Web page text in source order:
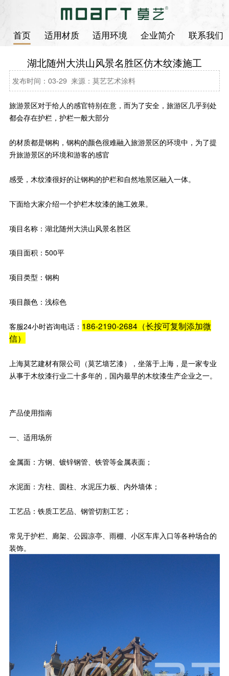
首页 适用材质 适用环境 企业简介 联系我们
湖北随州大洪山风景名胜区仿木纹漆施工
发布时间：03-29 来源：莫艺艺术涂料
旅游景区对于给人的感官特别在意，而为了安全，旅游区几乎到处
都会存在护栏，护栏一般大部分
的材质都是钢构，钢构的颜色很难融入旅游景区的环境中，为了提
升旅游景区的环境和游客的感官
感受，木纹漆很好的让钢构的护栏和自然地景区融入一体。
下面给大家介绍一个护栏木纹漆的施工效果。
项目名称：湖北随州大洪山风景名胜区
项目面积：500平
项目类型：钢构
项目颜色：浅棕色
客服24小时咨询电话： 186-2190-2684（长按可复制添加微
信）
上海莫艺建材有限公司（莫艺墙艺漆），坐落于上海，是一家专业
从事于木纹漆行业二十多年的，国内最早的木纹漆生产企业之一。
产品使用指南
一、适用场所
金属面：方钢、镀锌钢管、铁管等金属表面；
水泥面：方柱、圆柱、水泥压力板、内外墙体；
工艺品：铁质工艺品、钢管切割工艺；
常见于护栏、廊架、公园凉亭、雨棚、小区车库入口等各种场合的
装饰。